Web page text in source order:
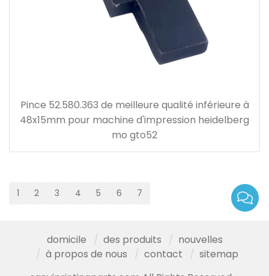
Pince 52.580.363 de meilleure qualité inférieure à
48x15mm pour machine d'impression heidelberg
mo gto52
1 2 3 4 5 6 7
domicile des produits
nouvelles
à propos de nous
contact
sitemap